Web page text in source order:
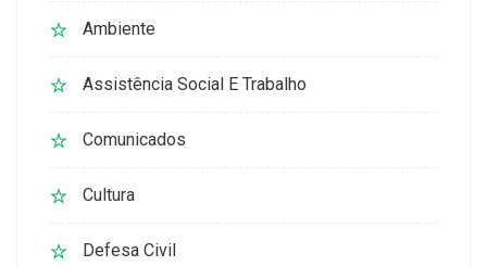
Ambiente
Assistência Social E Trabalho
Comunicados
Cultura
Defesa Civil